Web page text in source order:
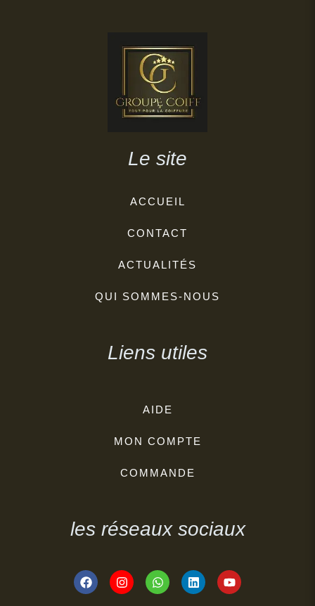
Le site
ACCUEIL
CONTACT
ACTUALITÉS
QUI SOMMES-NOUS
Liens utiles
AIDE
MON COMPTE
COMMANDE
les réseaux sociaux